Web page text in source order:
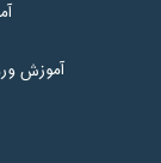
آموزش